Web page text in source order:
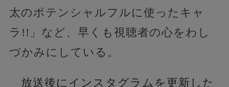
太のポテンシャルフルに使ったキャ
ラ!!」など、早くも視聴者の心をわし
づかみにしている。
放送後にインスタグラムを更新した